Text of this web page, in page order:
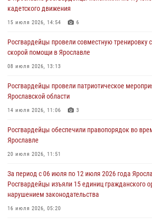
более 300 выездов по сигналам «тревога»
03 августа 2026, 07:09
Росгвардейцы оказали помощь беременной
празднования Дня ВДВ в Ярославле
03 августа 2026, 06:20
За период с 20 июля по 26 июля 2026 года
Росгвардейцы изъяли 41 единицу гражданского
нарушением законодательства
В региональном управлении Росгвардии
приуроченный к празднику Крещения Руси
кадетского движения
15 июля 2026, 14:54 6
Росгвардейцы провели совместную тренировку
скорой помощи в Ярославле
08 июля 2026, 13:13
Росгвардейцы провели патриотическое
Ярославской области
14 июля 2026, 11:06 3
Росгвардейцы обеспечили правопорядок во
Ярославле
20 июля 2026, 11:51
За период с 06 июля по 12 июля 2026 года
Росгвардейцы изъяли 15 единиц гражданского
нарушением законодательства
16 июля 2026, 05:20